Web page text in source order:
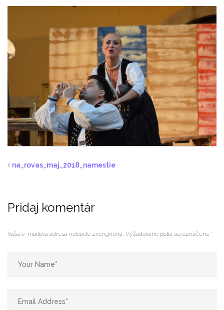
na_rovas_maj_2018_namestie
Pridaj komentár
Vaša e-mailová adresa nebude zverejnená. Vyžadované polia sú označené *